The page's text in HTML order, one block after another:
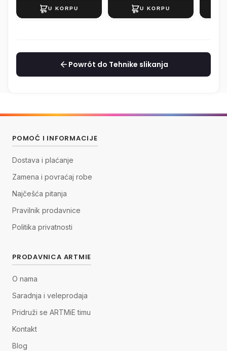
Powrót do Tehnike slikanja
POMOĆ I INFORMACIJE
Dostava i plaćanje
Zamena i povraćaj robe
Najčešća pitanja
Pravilnik prodavnice
Politika privatnosti
PRODAVNICA ARTMIE
O nama
Saradnja i veleprodaja
Pridruži se ARTMiE timu
Kontakt
Blog